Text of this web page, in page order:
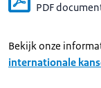
PDF
Bekijk onze
internationale